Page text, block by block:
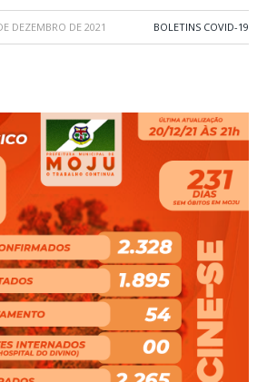
DEZEMBRO DE 2021 BOLETINS COVID-19